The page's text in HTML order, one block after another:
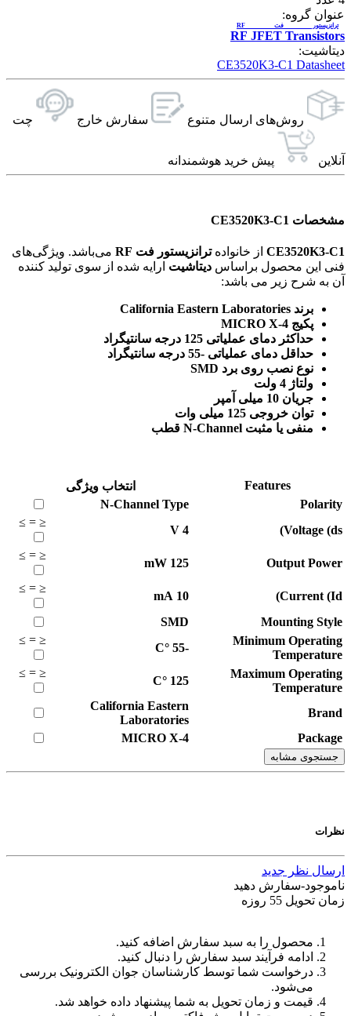
عنوان گروه:
RF JFET Transistors
ترانزیستور فت RF
دیتاشیت:
CE3520K3-C1 Datasheet
روش‌های ارسال‌ متنوع سفارش خارج چت
آنلاین پیش خرید هوشمندانه
مشخصات CE3520K3-C1
CE3520K3-C1 از خانوادهترانزیستور فت RF
می‌باشد. ویژگی‌های
فنی این محصول براساس دیتاشیت ارایه شده از سوی تولید کننده
آن به شرح زیر می باشد:
برند California Eastern Laboratories
پکیج MICRO X-4
حداکثر دمای عملیاتی 125 درجه سانتیگراد
حداقل دمای عملیاتی -55 درجه سانتیگراد
نوع نصب روی برد SMD
ولتاژ 4 ولت
جریان 10 میلی آمپر
توان خروجی 125 میلی وات
منفی یا مثبت N-Channel قطب
Features
انتخاب ویژگی
Polarity
N-Channel Type
Voltage (ds)
4
V
≤
=
≥
Output Power
125
mW
≤
=
≥
Current (Id)
10
mA
≤
=
≥
Mounting Style
SMD
Minimum Operating
Temperature
-55
°C
≤
=
≥
Maximum Operating
Temperature
125
°C
≤
=
≥
Brand
California Eastern
Laboratories
Package
MICRO X-4
جستجوی مشابه
نظرات
ارسال نظر جدید
ناموجود-سفارش دهید
زمان تحویل 55 روزه
محصول را به سبد سفارش اضافه کنید.
ادامه فرآیند سبد سفارش را دنبال کنید.
درخواست شما توسط کارشناسان جوان الکترونیک بررسی
می‌شود.
قیمت و زمان تحویل به شما پیشنهاد داده خواهد شد.